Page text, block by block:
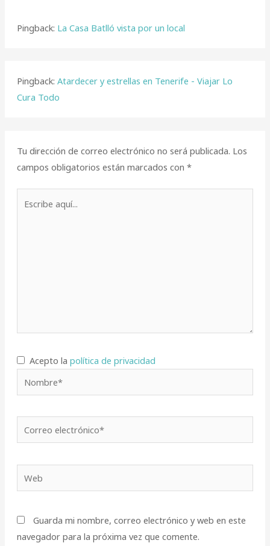
Pingback: La Casa Batlló vista por un local
Pingback: Atardecer y estrellas en Tenerife - Viajar Lo
Cura Todo
Tu dirección de correo electrónico no será publicada. Los
campos obligatorios están marcados con *
Acepto la política de privacidad
electrónico*
Guarda mi nombre, correo electrónico y web en este
navegador para la próxima vez que comente.